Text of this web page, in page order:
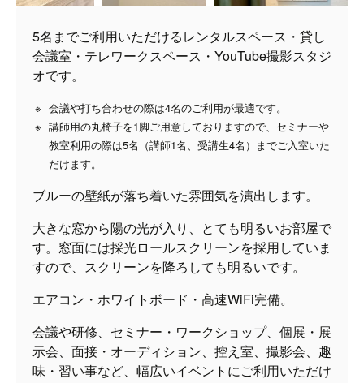
5名までご利用いただけるレンタルスペース・貸し
会議室・テレワークスペース・YouTube撮影スタジ
オです。
会議や打ち合わせの際は4名のご利用が最適です。
講師用の丸椅子を1脚ご用意しておりますので、セミナーや
教室利用の際は5名（講師1名、受講生4名）までご入室いた
だけます。
ブルーの壁紙が落ち着いた雰囲気を演出します。
大きな窓から陽の光が入り、とても明るいお部屋で
す。窓面には採光ロールスクリーンを採用していま
すので、スクリーンを降ろしても明るいです。
エアコン・ホワイトボード・高速WiFi完備。
会議や研修、セミナー・ワークショップ、個展・展
示会、面接・オーディション、控え室、撮影会、趣
味・習い事など、幅広いイベントにご利用いただけ